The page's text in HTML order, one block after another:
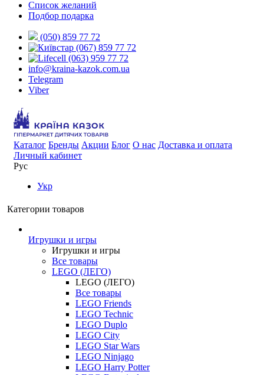
Список желаний
Подбор подарка
(050) 859 77 72
(067) 859 77 72
(063) 959 77 72
info@kraina-kazok.com.ua
Telegram
Viber
Каталог Бренды Акции Блог О нас Доставка и оплата
Личный кабинет
Рус
Укр
Категории товаров
Игрушки и игры
Игрушки и игры
Все товары
LEGO (ЛЕГО)
LEGO (ЛЕГО)
Все товары
LEGO Friends
LEGO Technic
LEGO Duplo
LEGO City
LEGO Star Wars
LEGO Ninjago
LEGO Harry Potter